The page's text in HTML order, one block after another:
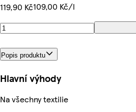
119,90 Kč109,00 Kč/l
Popis produktu
Hlavní výhody
Na všechny textilie